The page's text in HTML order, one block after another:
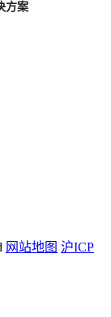
方案
网站地图 沪ICP